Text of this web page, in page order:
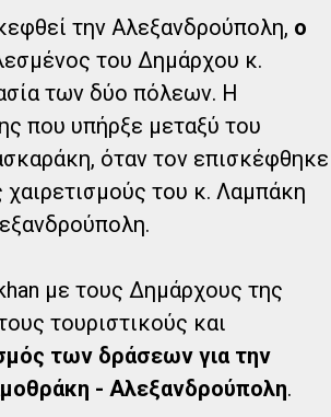
την Αλεξανδρούπολη, ο
του Δημάρχου κ.
των δύο πόλεων. Η
που υπήρξε μεταξύ του
όταν τον επισκέφθηκε
του κ. Λαμπάκη
με τους Δημάρχους της
τουριστικούς και
των δράσεων για την
- Αλεξανδρούπολη.